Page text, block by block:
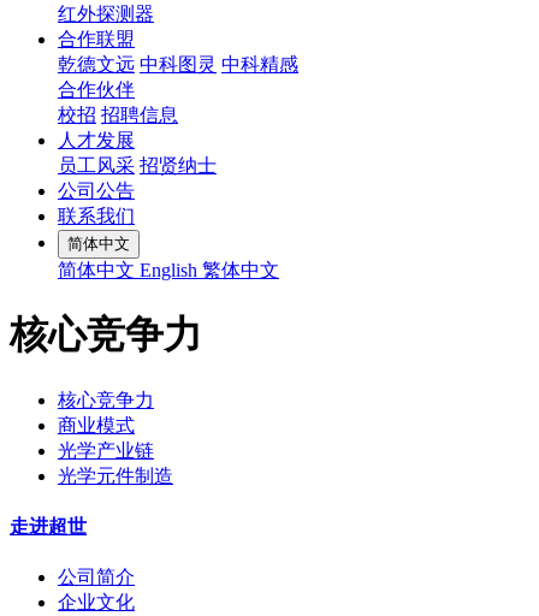
红外探测器
合作联盟
乾德文远 中科图灵 中科精感
合作伙伴
校招 招聘信息
人才发展
员工风采 招贤纳士
公司公告
联系我们
简体中文
简体中文 English 繁体中文
核心竞争力
核心竞争力
商业模式
光学产业链
光学元件制造
走进超世
公司简介
企业文化